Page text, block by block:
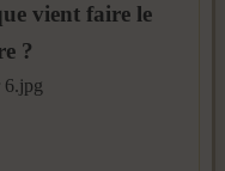
vient faire le
?